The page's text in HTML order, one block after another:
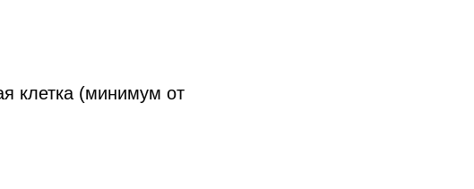
клетка (минимум от